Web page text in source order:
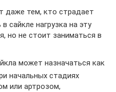
даже тем, кто страдает
сайкле нагрузка на эту
но не стоит заниматься в
может назначаться как
начальных стадиях
или артрозом,